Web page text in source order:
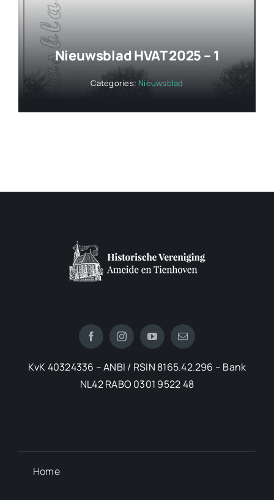
Nieuwsblad HVAT 2025 – 1
Categories:Nieuwsblad
KvK 40324336 – ANBI / RSIN 8165.42.296 – Bank
NL42 RABO 0301 9522 48
Home